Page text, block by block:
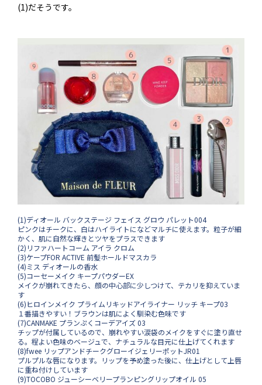
(1)だそうです。
(1)ディオール バックステージ フェイス グロウ パレット004
ピンクはチークに、白はハイライトになどマルチに使えます。粒子が細
かく、肌に自然な輝きとツヤをプラスできます
(2)リファハートコーム アイラ クロム
(3)ケープFOR ACTIVE 前髪ホールドマスカラ
(4)ミス ディオールの香水
(5)コーセーメイク キープパウダーEX
メイクが崩れてきたら、顔の中心部に少しつけて、テカリを抑えていま
す
(6)ヒロインメイク プライムリキッドアイライナー リッチ キープ03
１番描きやすい！ブラウンは肌によく馴染む色味です
(7)CANMAKE プランぷくコーデアイズ 03
チップが付属しているので、崩れやすい涙袋のメイクをすぐに塗り直せ
る。程よい色味のベージュで、ナチュラルな目元に仕上げてくれます
(8)fwee リップアンドチークグローイジェリーポットJR01
プルプルな唇になります。リップを予め塗った後に、仕上げとして上唇
に重ね付けしています
(9)TOCOBO ジューシーベリープランピングリップオイル 05